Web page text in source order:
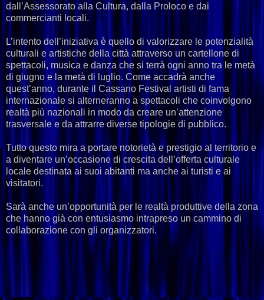
dall’Assessorato alla Cultura, dalla Proloco e dai
commercianti locali.
L’intento dell’iniziativa è quello di valorizzare le potenzialità
culturali e artistiche della città attraverso un cartellone di
spettacoli, musica e danza che si terrà ogni anno tra le metà
di giugno e la metà di luglio. Come accadrà anche
quest’anno, durante il Cassano Festival artisti di fama
internazionale si alterneranno a spettacoli che coinvolgono
realtà più nazionali in modo da creare un’attenzione
trasversale e da attrarre diverse tipologie di pubblico.
Tutto questo mira a portare notorietà e prestigio al territorio e
a diventare un’occasione di crescita dell’offerta culturale
locale destinata ai suoi abitanti ma anche ai turisti e ai
visitatori.
Sarà anche un’opportunità per le realtà produttive della zona
che hanno già con entusiasmo intrapreso un cammino di
collaborazione con gli organizzatori.